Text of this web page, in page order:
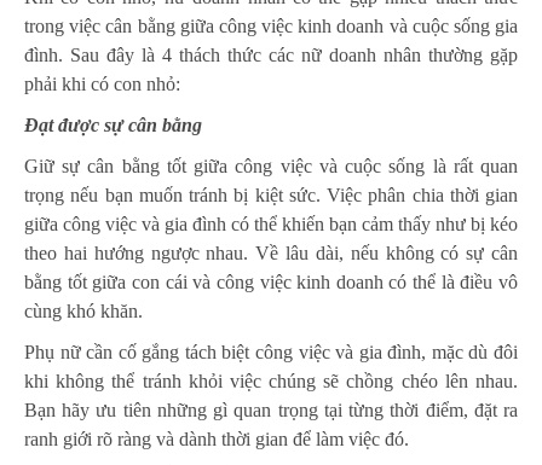
trong việc cân bằng giữa công việc kinh doanh và cuộc sống gia
đình. Sau đây là 4 thách thức các nữ doanh nhân thường gặp
phải khi có con nhỏ:
Đạt được sự cân bằng
Giữ sự cân bằng tốt giữa công việc và cuộc sống là rất quan
trọng nếu bạn muốn tránh bị kiệt sức. Việc phân chia thời gian
giữa công việc và gia đình có thể khiến bạn cảm thấy như bị kéo
theo hai hướng ngược nhau. Về lâu dài, nếu không có sự cân
bằng tốt giữa con cái và công việc kinh doanh có thể là điều vô
cùng khó khăn.
Phụ nữ cần cố gắng tách biệt công việc và gia đình, mặc dù đôi
khi không thể tránh khỏi việc chúng sẽ chồng chéo lên nhau.
Bạn hãy ưu tiên những gì quan trọng tại từng thời điểm, đặt ra
ranh giới rõ ràng và dành thời gian để làm việc đó.